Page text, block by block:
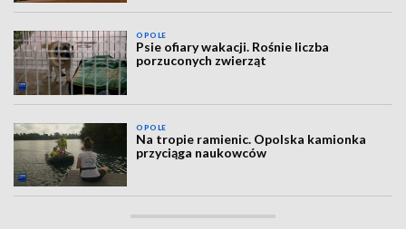
OPOLE
Psie ofiary wakacji. Rośnie liczba
porzuconych zwierząt
OPOLE
Na tropie ramienic. Opolska kamionka
przyciąga naukowców